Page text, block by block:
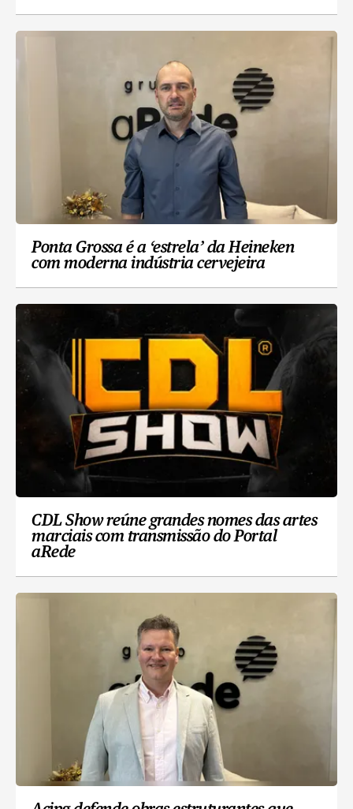
Ponta Grossa é a ‘estrela’ da Heineken
com moderna indústria cervejeira
CDL Show reúne grandes nomes das artes
marciais com transmissão do Portal
aRede